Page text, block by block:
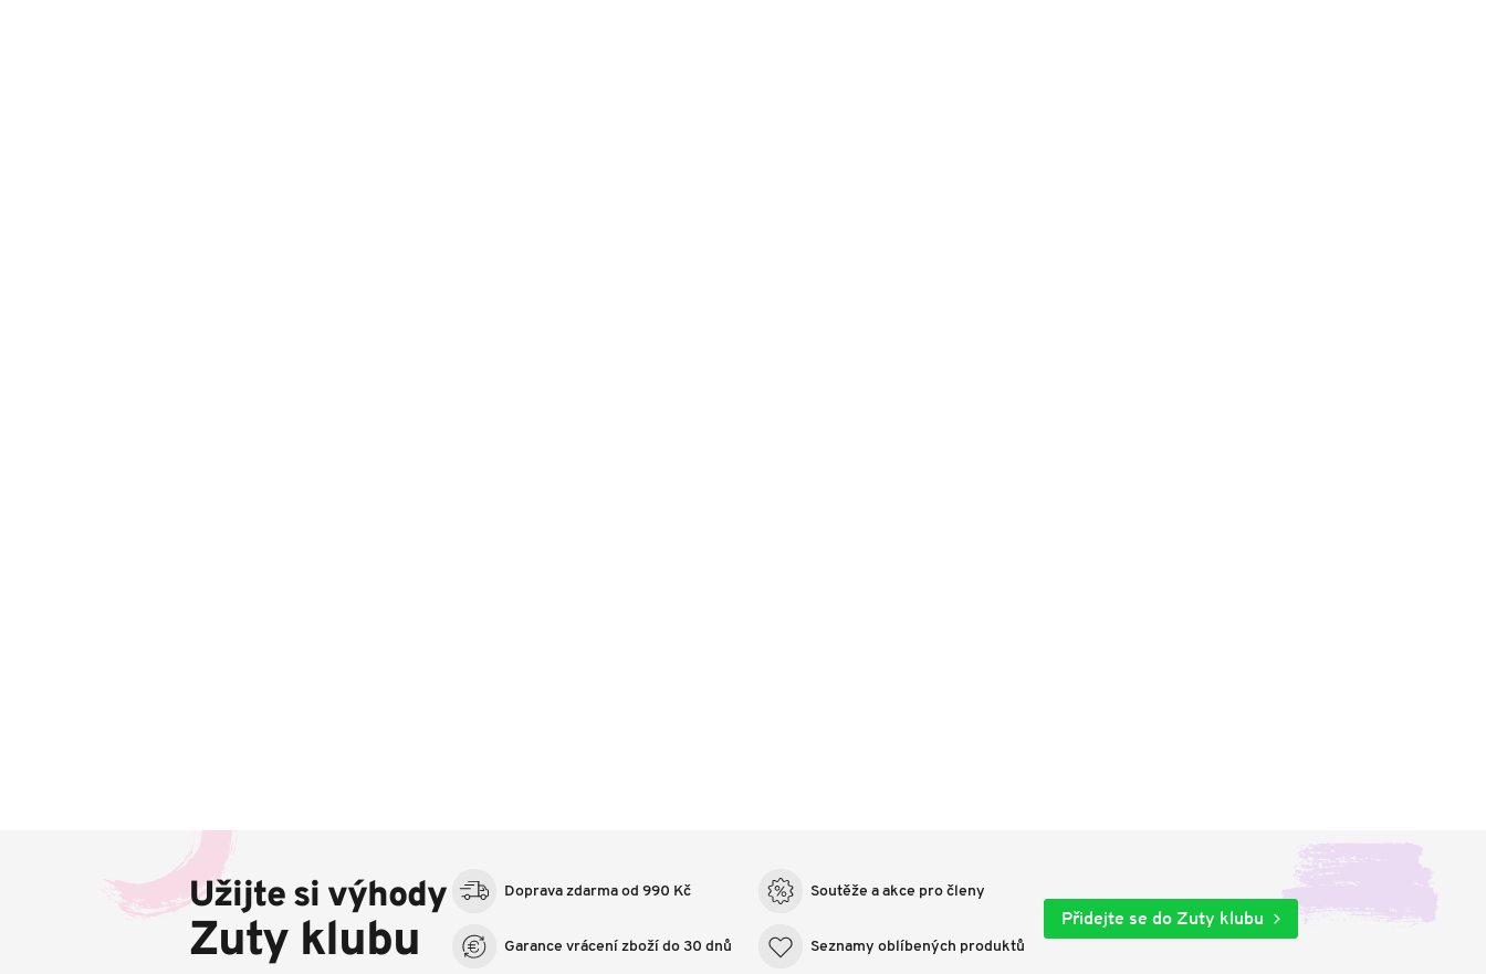
Užijte si výhody
Zuty klubu
Doprava zdarma od 990 Kč
Garance vrácení zboží do 30 dnů
Soutěže a akce pro členy
Seznamy oblíbených produktů
Přidejte se do Zuty klubu